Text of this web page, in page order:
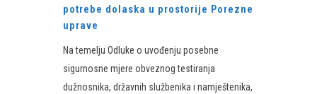
potrebe dolaska u prostorije Porezne
uprave
​Na temelju Odluke o uvođenju posebne
sigurnosne mjere obveznog testiranja
dužnosnika, državnih službenika i namještenika,